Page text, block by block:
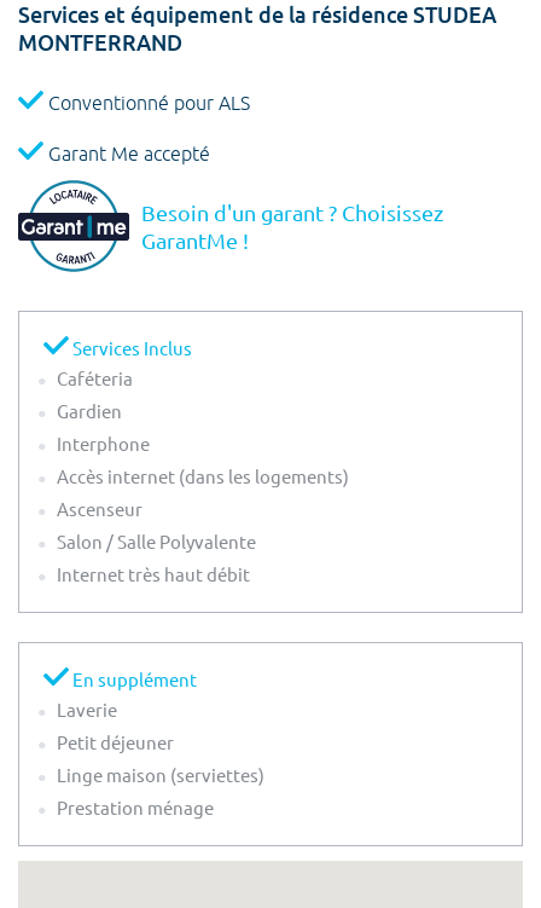
Services et équipement de la résidence STUDEA
MONTFERRAND
Conventionné pour ALS
Garant Me accepté
Besoin d'un garant ? Choisissez
GarantMe !
Services Inclus
Caféteria
Gardien
Interphone
Accès internet (dans les logements)
Ascenseur
Salon / Salle Polyvalente
Internet très haut débit
En supplément
Laverie
Petit déjeuner
Linge maison (serviettes)
Prestation ménage